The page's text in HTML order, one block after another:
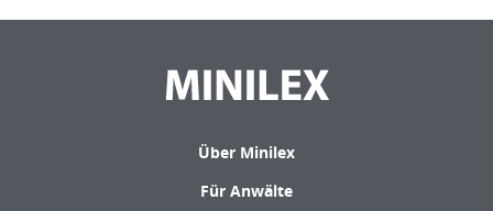
Über Minilex
Für Anwälte